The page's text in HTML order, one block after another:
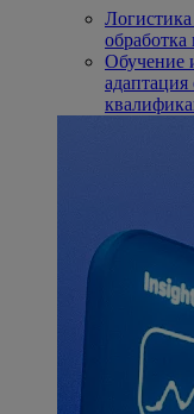
обработка
Обучение